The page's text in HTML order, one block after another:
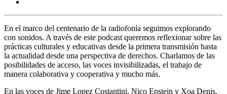
En el marco del centenario de la radiofonía seguimos explorando
con sonidos. A través de este podcast queremos reflexionar sobre las
prácticas culturales y educativas desde la primera transmisión hasta
la actualidad desde una perspectiva de derechos. Charlamos de las
posibilidades de acceso, las voces invisibilizadas, el trabajo de
manera colaborativa y cooperativa y mucho más.
En las voces de Jime Lopez Costantini, Nico Epstein y Xoa Denis.